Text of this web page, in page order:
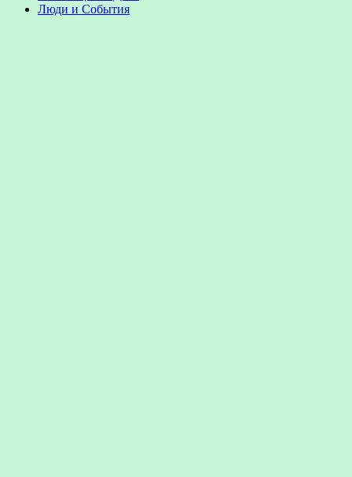
Люди и События